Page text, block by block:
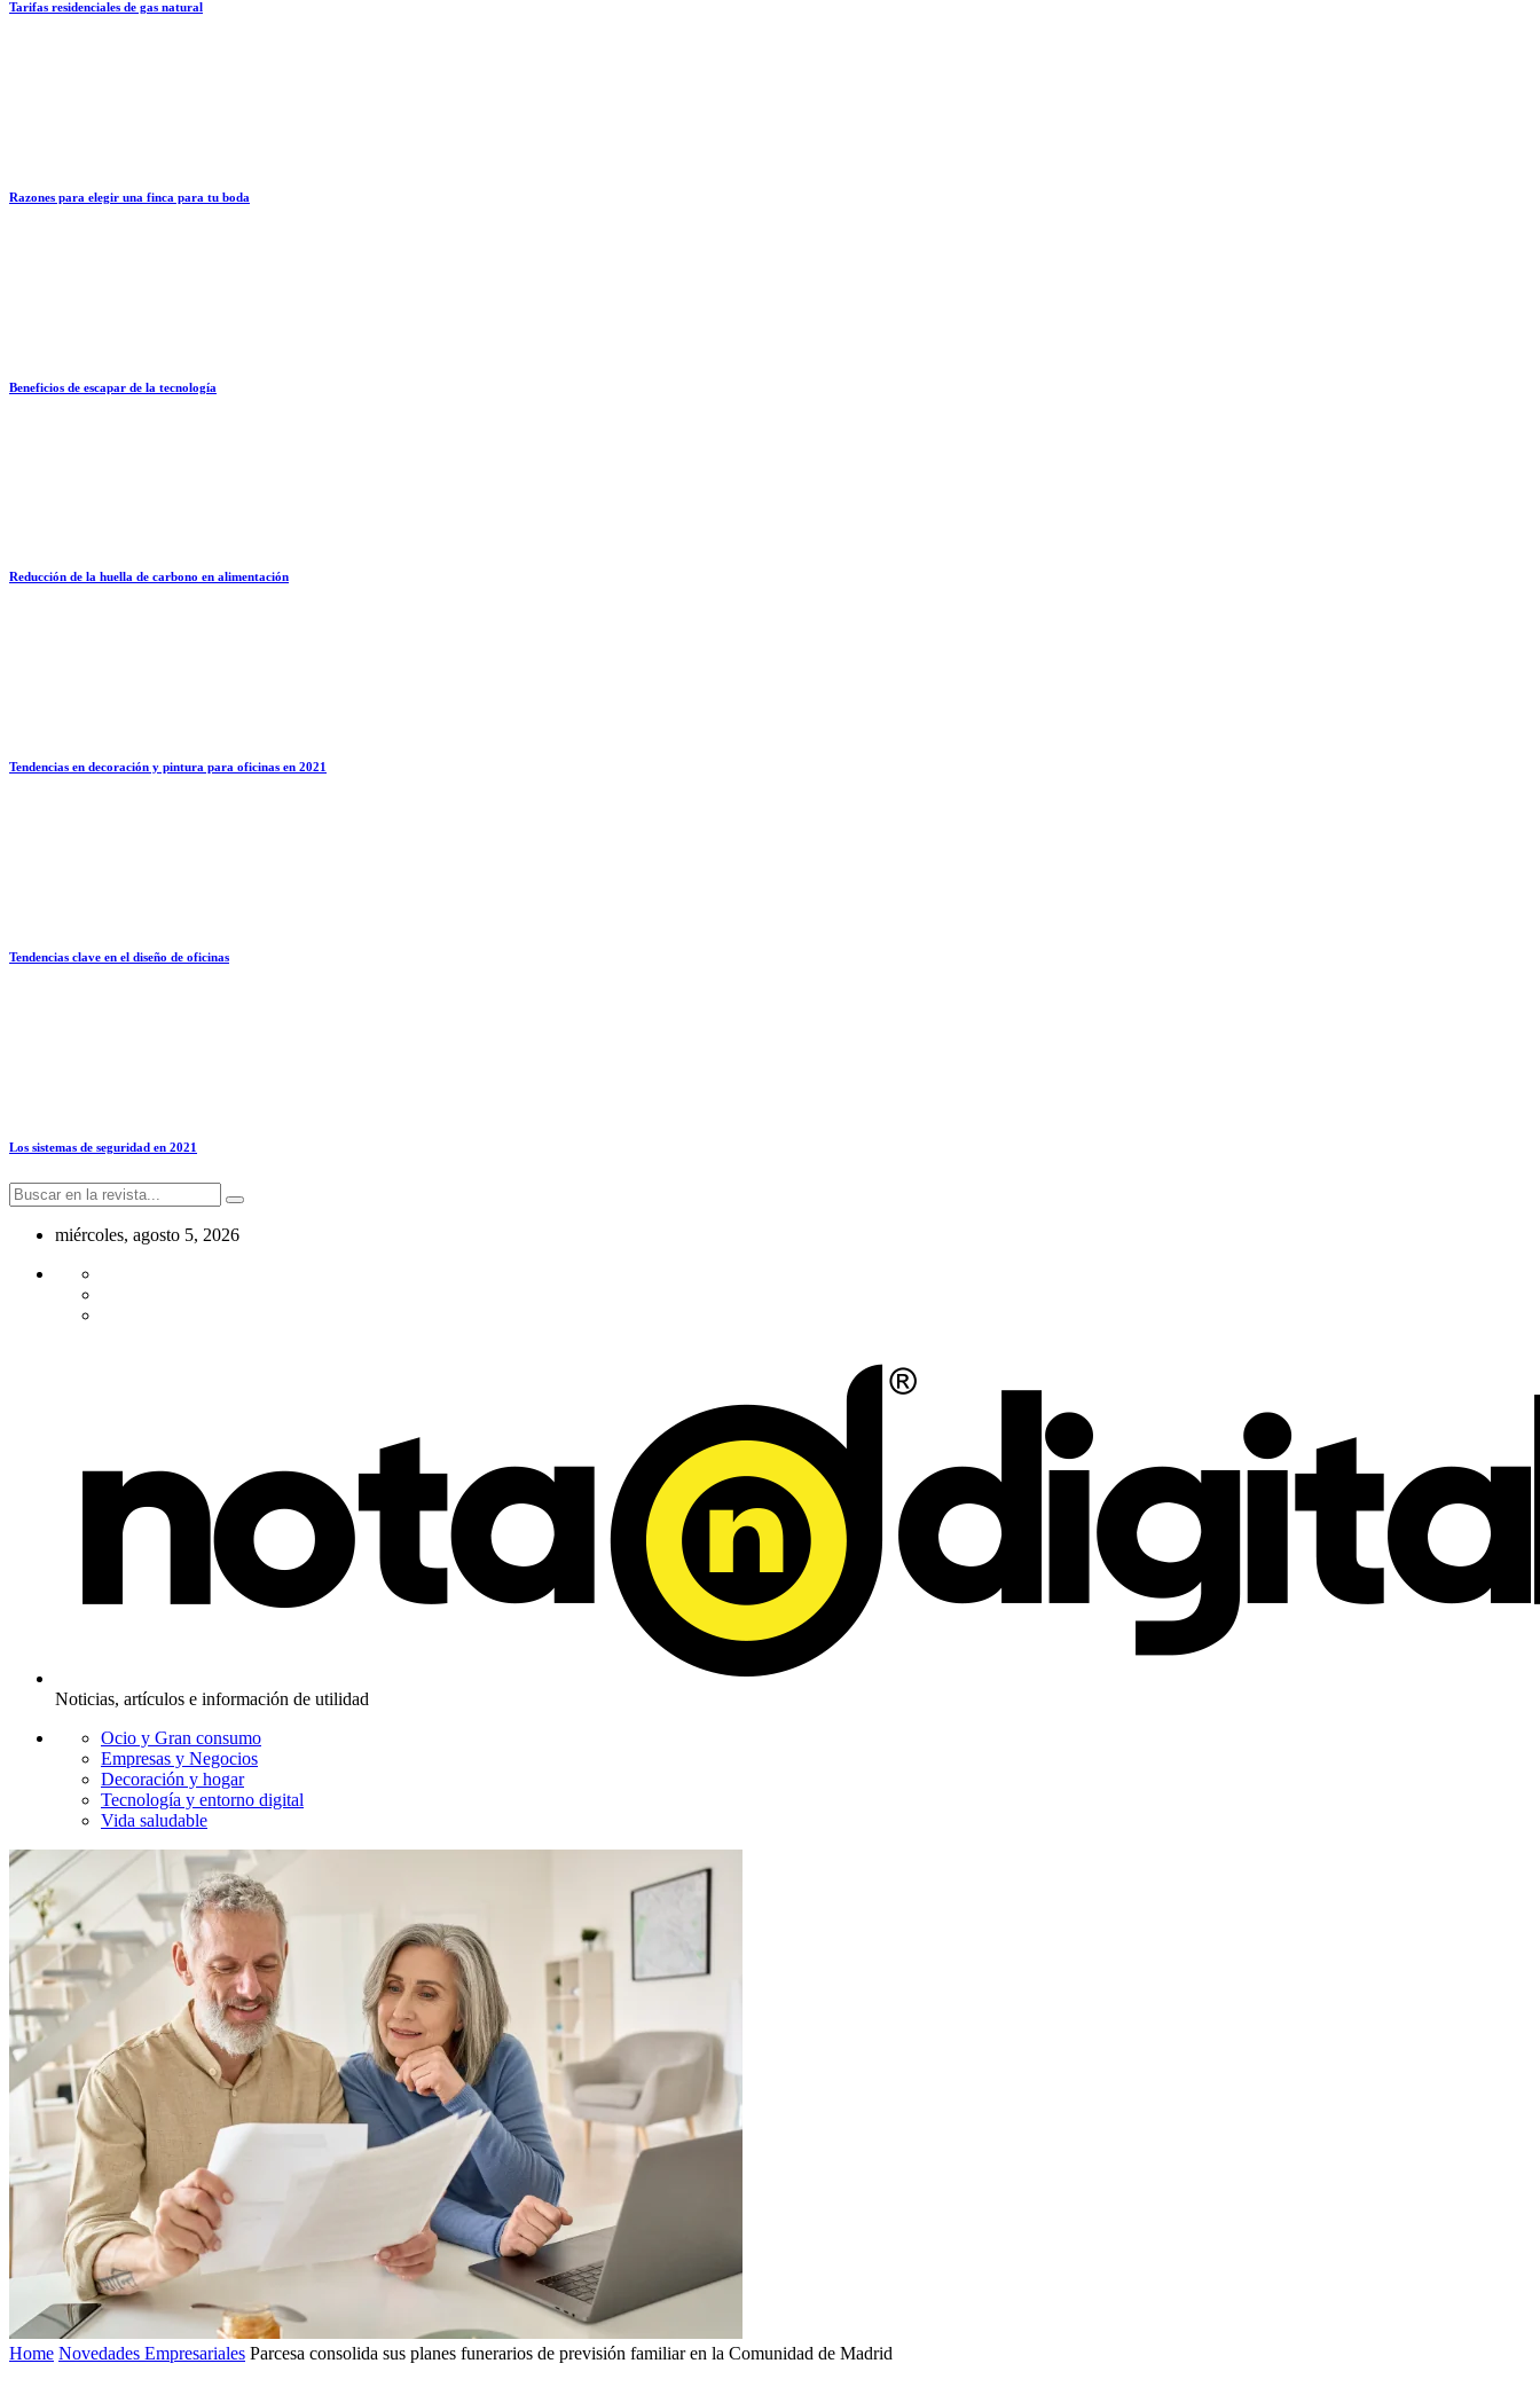
Tarifas residenciales de gas natural
Razones para elegir una finca para tu boda
Beneficios de escapar de la tecnología
Reducción de la huella de carbono en alimentación
Tendencias en decoración y pintura para oficinas en 2021
Tendencias clave en el diseño de oficinas
Los sistemas de seguridad en 2021
miércoles, agosto 5, 2026
Noticias, artículos e información de utilidad
Ocio y Gran consumo
Empresas y Negocios
Decoración y hogar
Tecnología y entorno digital
Vida saludable
Home Novedades Empresariales Parcesa consolida sus planes funerarios de previsión familiar en la Comunidad de Madrid